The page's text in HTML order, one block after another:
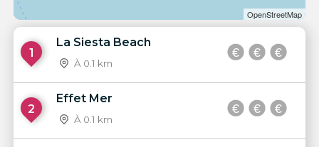
OpenStreetMap
1
La Siesta Beach
À 0.1 km
2
Effet Mer
À 0.1 km